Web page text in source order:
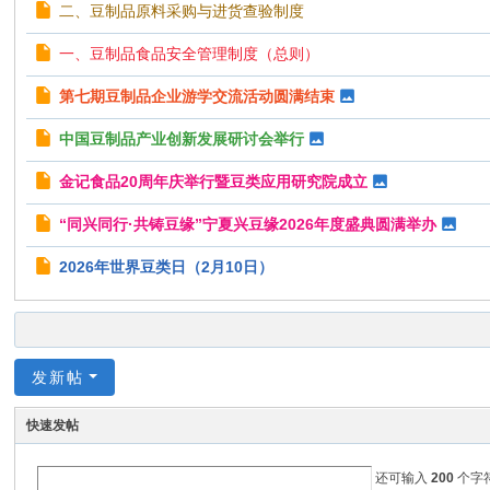
二、豆制品原料采购与进货查验制度
一、豆制品食品安全管理制度（总则）
第七期豆制品企业游学交流活动圆满结束
中国豆制品产业创新发展研讨会举行
金记食品20周年庆举行暨豆类应用研究院成立
“同兴同行·共铸豆缘”宁夏兴豆缘2026年度盛典圆满举办
2026年世界豆类日（2月10日）
发新帖
快速发帖
还可输入200 个字